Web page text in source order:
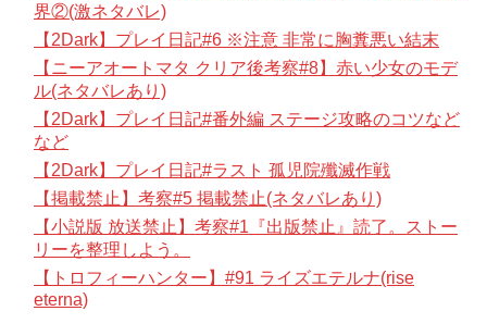
界②(激ネタバレ)
【2Dark】プレイ日記#6 ※注意 非常に胸糞悪い結末
【ニーアオートマタ クリア後考察#8】赤い少女のモデ
ル(ネタバレあり)
【2Dark】プレイ日記#番外編 ステージ攻略のコツなど
など
【2Dark】プレイ日記#ラスト 孤児院殲滅作戦
【掲載禁止】考察#5 掲載禁止(ネタバレあり)
【小説版 放送禁止】考察#1『出版禁止』読了。ストー
リーを整理しよう。
【トロフィーハンター】#91 ライズエテルナ(rise
eterna)